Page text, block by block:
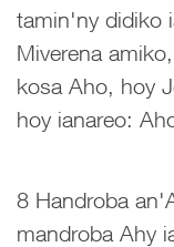
tamin'ny didiko
Miverena
kosa Aho, hoy
hoy ianareo:
8 Handroba
mandroba Ahy